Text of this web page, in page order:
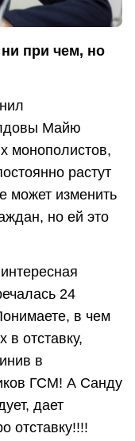
при чем, но
Майю
монополистов,
растут
может изменить
но ей это
24
в чем
в отставку,
в
ГСМ! А Санду
дает
отставку!!!!